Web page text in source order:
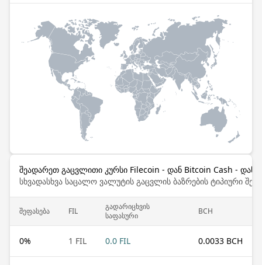
შეადარეთ გაცვლითი კურსი Filecoin - დან Bitcoin Cash - დან
სხვადასხვა საცალო ვალუტის გაცვლის ბაზრების ტიპიური
შეფასება FIL
გადარიცხვის
საფასური
BCH
0% 1 FIL 0.0 FIL 0.0033 BCH